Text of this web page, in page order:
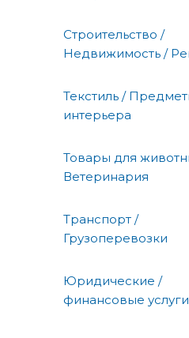
Строительство /
Недвижимость /
Текстиль /
интерьера
Товары для
Ветеринария
Транспорт /
Грузоперевозки
Юридические /
финансовые услуги